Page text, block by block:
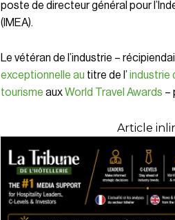
poste de directeur général pour
(IMEA).
Le vétéran de l’industrie –
exceptionnelle au titre de l’ industrie
tourisme auxWorld Travel Awards –
Article